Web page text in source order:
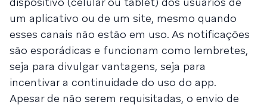
um aplicativo ou de um site, mesmo quando
esses canais não estão em uso. As notificações
são esporádicas e funcionam como lembretes,
seja para divulgar vantagens, seja para
incentivar a continuidade do uso do app.
Apesar de não serem requisitadas, o envio de